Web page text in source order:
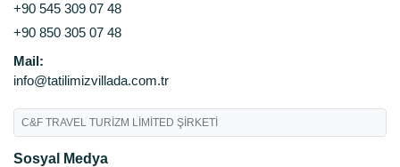
+90 545 309 07 48
+90 850 305 07 48
Mail:
info@tatilimizvillada.com.tr
C&F TRAVEL TURİZM LİMİTED ŞİRKETİ
Sosyal Medya